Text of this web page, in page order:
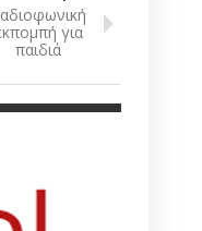
για
παιδιά